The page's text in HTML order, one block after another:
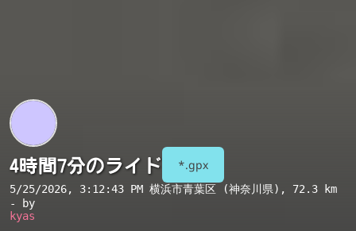
4時間7分のライド *.gpx
5/25/2026, 3:12:43 PM 横浜市青葉区 (神奈川県) , 72.3 km
- by
kyas